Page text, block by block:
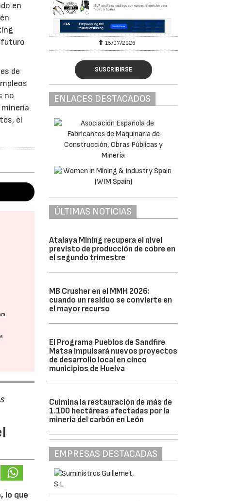
en
futuro
de
no
el
lo que
15/07/2026
SUSCRIBIRSE
ENLACES DESTACADOS
ÚLTIMAS NOTICIAS
Atalaya Mining recupera el nivel
previsto de producción de cobre en
el segundo trimestre
MB Crusher en el MMH 2026:
cuando un residuo se convierte en
el mayor recurso
El Programa Pueblos de Sandfire
Matsa impulsará nuevos proyectos
de desarrollo local en cinco
municipios de Huelva
Culmina la restauración de más de
1.100 hectáreas afectadas por la
minería del carbón en León
EMPRESAS DESTACADAS